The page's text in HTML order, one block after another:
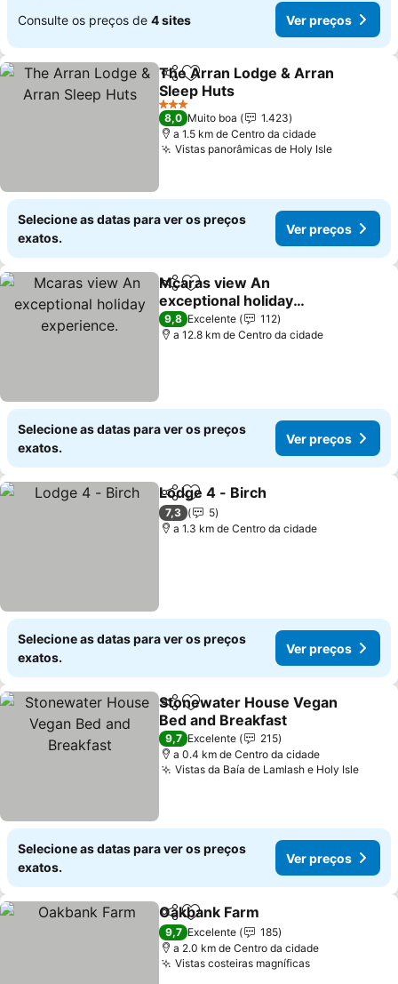
Consulte os preços de 4 sites Ver preços
PartilharAdicionar aos favoritos
The Arran Lodge & Arran
Sleep Huts
Ver preços
3 Estrelas
8,0 Muito boa
1.423
a 1.5 km de Centro da cidade
Vistas panorâmicas de Holy IsleVer
Selecione as datas para ver os preços
exatos.
Ver preços
PartilharAdicionar aos favoritos
Mcaras view An
exceptional holiday
experience.
Ver preços
9,8 Excelente
112
a 12.8 km de Centro da cidade
Selecione as datas para ver os preços
exatos.
Ver preços
PartilharAdicionar aos favoritos
Lodge 4 - Birch
7,3
5
a 1.3 km de Centro da cidade
Selecione as datas para ver os preços
exatos.
Ver preços
PartilharAdicionar aos favoritos
Stonewater House Vegan
Bed and Breakfast
Ver preços
9,7 Excelente
215
a 0.4 km de Centro da cidade
Vistas da Baía de Lamlash e Holy IsleVer
Selecione as datas para ver os preços
exatos.
Ver preços
PartilharAdicionar aos favoritos
Oakbank Farm
9,7 Excelente
185
a 2.0 km de Centro da cidade
Vistas costeiras magníficasVer preços